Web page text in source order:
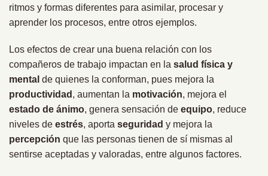
ritmos y formas diferentes para asimilar, procesar y
aprender los procesos, entre otros ejemplos.
Los efectos de crear una buena relación con los
compañeros de trabajo impactan en la salud física y
mental de quienes la conforman, pues mejora la
productividad , aumentan la motivación, mejora el
estado de ánimo, genera sensación de equipo, reduce
niveles de estrés, aporta seguridad y mejora la
percepción que las personas tienen de sí mismas al
sentirse aceptadas y valoradas, entre algunos factores.